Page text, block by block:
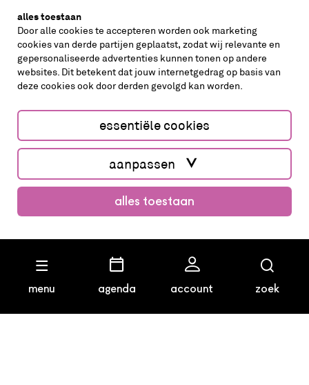
menu agenda account zoek
koop kaarten
cookies aanpassen cookies/privacy
Website by The Cre8ion.Lab
alles toestaan
Door alle cookies te accepteren worden ook marketing
cookies van derde partijen geplaatst, zodat wij relevante en
gepersonaliseerde advertenties kunnen tonen op andere
websites. Dit betekent dat jouw internetgedrag op basis van
deze cookies ook door derden gevolgd kan worden.
essentiële cookies
aanpassen
alles toestaan